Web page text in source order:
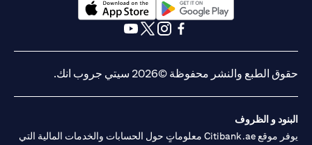
(opens in a new tab)
حقوق الطبع والنشر محفوظة ©2026 سيتي جروب انك.
البنود و الظروف
يوفر موقع Citibank.ae معلوماتٍ حول الحسابات والخدمات المالية التي